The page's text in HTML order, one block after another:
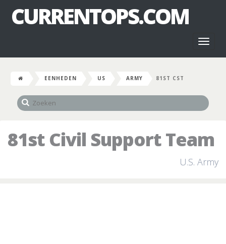
CURRENTOPS.COM
EENHEDEN US ARMY 81ST CST
81st Civil Support Team
U.S. Army